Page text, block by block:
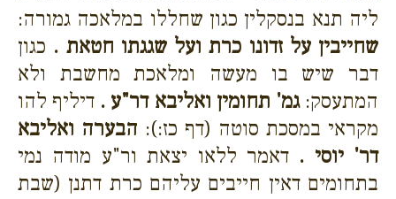
ליה תנא בנסקלין כגון שחללו במלאכה גמורה:
שחייבין על זדונו כרת ועל שגגתו חטאת . כגון
דבר שיש בו מעשה ומלאכת מחשבת ולא
המתעסק:גמ' תחומין ואליבא דר"ע . דיליף להו
מקראי במסכת סוטה (דף כז:): הבערה ואליבא
דר' יוסי . דאמר ללאו יצאת ור"ע מודה נמי
בתחומים דאין חייבים עליהם כרת דתנן (שבת